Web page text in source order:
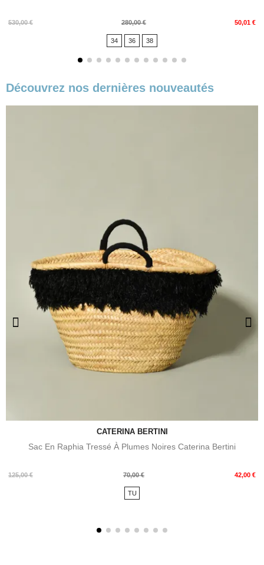
530,00 €
Prix
280,00 € 50,01 €
Prix
34 36 38
Découvrez nos dernières nouveautés
CATERINA BERTINI
Sac En Raphia Tressé À Plumes Noires Caterina Bertini
125,00 €
Prix
70,00 € 42,00 €
Prix
TU